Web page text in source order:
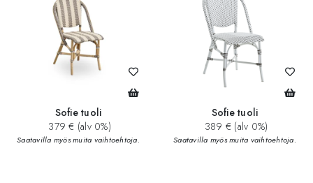
Sofie tuoli
379 € (alv 0%)
Saatavilla myös muita vaihtoehtoja.
Sofie tuoli
389 € (alv 0%)
Saatavilla myös muita vaihtoehtoja.